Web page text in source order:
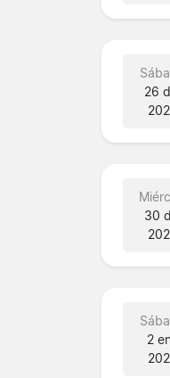
26
30
2